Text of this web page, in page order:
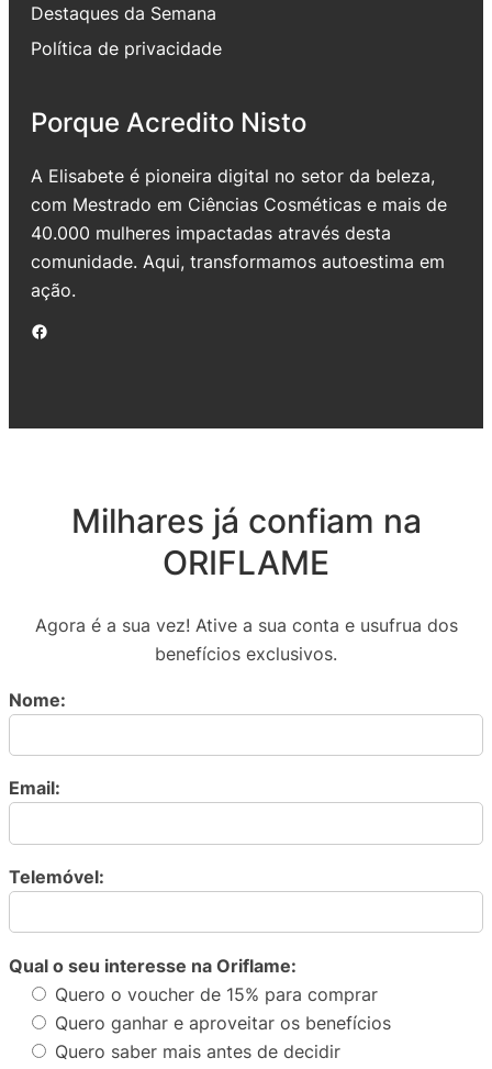
Destaques da Semana
Política de privacidade
Porque Acredito Nisto
A Elisabete é pioneira digital no setor da beleza,
com Mestrado em Ciências Cosméticas e mais de
40.000 mulheres impactadas através desta
comunidade. Aqui, transformamos autoestima em
ação.
Facebook
Milhares já confiam na
ORIFLAME
Agora é a sua vez! Ative a sua conta e usufrua dos
benefícios exclusivos.
Nome:
Email:
Telemóvel:
Qual o seu interesse na Oriflame:
Quero o voucher de 15% para comprar
Quero ganhar e aproveitar os benefícios
Quero saber mais antes de decidir